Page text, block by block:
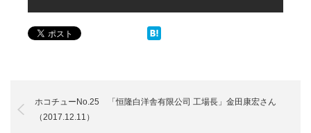
ホコチューNo.25 「恒隆白洋舎有限公司 工場長」金田康宏さん
（2017.12.11）